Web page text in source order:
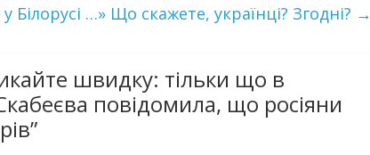
…» Що скажете, українці? Згодні? →
швидку: тільки що в
повідомила, що росіяни
”